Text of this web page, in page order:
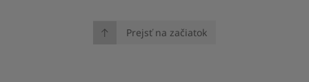
Prejsť na začiatok